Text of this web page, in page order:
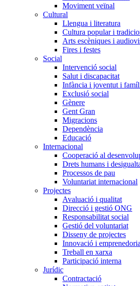
Moviment veïnal
Cultural
Llengua i literatura
Cultura popular i
Arts escèniques i
Fires i festes
Social
Intervenció social
Salut i discapacitat
Infància i joventut i
Exclusió social
Gènere
Gent Gran
Migracions
Dependència
Educació
Internacional
Cooperació al
Drets humans i
Processos de pau
Voluntariat internacional
Projectes
Avaluació i qualitat
Direcció i gestió ONG
Responsabilitat social
Gestió del voluntariat
Disseny de projectes
Innovació i
Treball en xarxa
Participació interna
Jurídic
Contractació